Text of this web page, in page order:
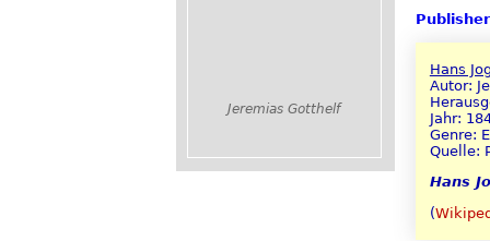
Jeremias Gotthelf
Hans
Autor:
Jahr:
Genre:
Quelle:
Hans
(